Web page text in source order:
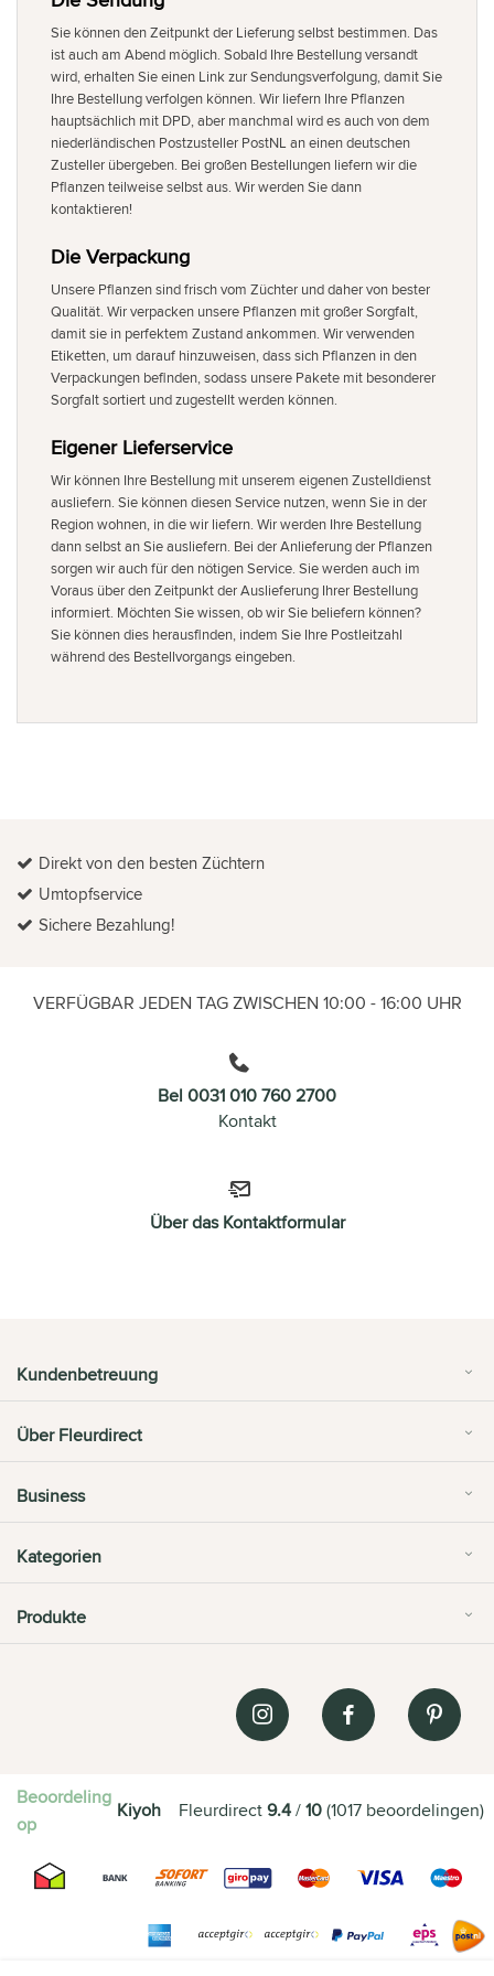
Sie können den Zeitpunkt der Lieferung selbst bestimmen. Das
ist auch am Abend möglich. Sobald Ihre Bestellung versandt
wird, erhalten Sie einen Link zur Sendungsverfolgung, damit Sie
Ihre Bestellung verfolgen können. Wir liefern Ihre Pflanzen
hauptsächlich mit DPD, aber manchmal wird es auch von dem
niederländischen Postzusteller PostNL an einen deutschen
Zusteller übergeben. Bei großen Bestellungen liefern wir die
Pflanzen teilweise selbst aus. Wir werden Sie dann
kontaktieren!
Die Verpackung
Unsere Pflanzen sind frisch vom Züchter und daher von bester
Qualität. Wir verpacken unsere Pflanzen mit großer Sorgfalt,
damit sie in perfektem Zustand ankommen. Wir verwenden
Etiketten, um darauf hinzuweisen, dass sich Pflanzen in den
Verpackungen befinden, sodass unsere Pakete mit besonderer
Sorgfalt sortiert und zugestellt werden können.
Eigener Lieferservice
Wir können Ihre Bestellung mit unserem eigenen Zustelldienst
ausliefern. Sie können diesen Service nutzen, wenn Sie in der
Region wohnen, in die wir liefern. Wir werden Ihre Bestellung
dann selbst an Sie ausliefern. Bei der Anlieferung der Pflanzen
sorgen wir auch für den nötigen Service. Sie werden auch im
Voraus über den Zeitpunkt der Auslieferung Ihrer Bestellung
informiert. Möchten Sie wissen, ob wir Sie beliefern können?
Sie können dies herausfinden, indem Sie Ihre Postleitzahl
während des Bestellvorgangs eingeben.
Direkt von den besten Züchtern
Umtopfservice
Sichere Bezahlung!
VERFÜGBAR JEDEN TAG ZWISCHEN 10:00 - 16:00 UHR
Bel 0031 010 760 2700
Kontakt
Über das Kontaktformular
Kundenbetreuung
Über Fleurdirect
Business
Kategorien
Produkte
Beoordeling
op
Kiyoh Fleurdirect9.4/10(1017 beoordelingen)